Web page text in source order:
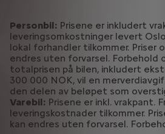
Personbil: Prisene er inkludert
leveringsomkostninger levert
lokal forhandler tilkommer. Priser
endres uten forvarsel. Forbehold
totalprisen på bilen, inkludert
300 000 NOK, vil en
den delen av beløpet som
Varebil: Prisene er inkl. vrakpant.
leveringskostnader tilkommer.
kan endres uten forvarsel.